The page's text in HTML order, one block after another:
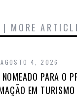
MORE
AGOSTO 4, 2026
PARA O
EM TURISMO